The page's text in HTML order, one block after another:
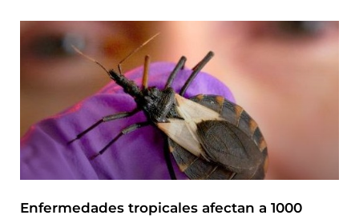
Enfermedades tropicales afectan a 1000